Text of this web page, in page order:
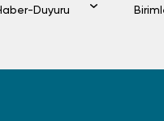
Haber-Duyuru